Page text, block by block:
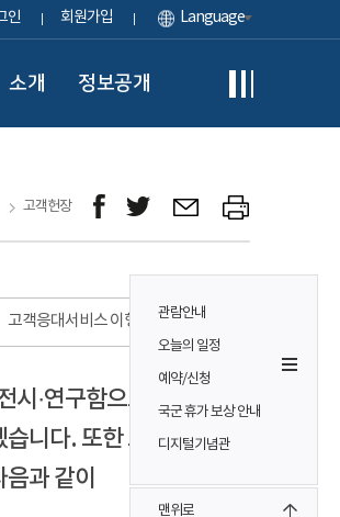
인 회원가입 Language
소개 정보공개
관람안내
오늘의 일정
예약/신청
국군 휴가 보상 안내
디지털기념관
맨위로
고객헌장
고객응대서비스 이행 표준
시·연구함으로써
니다. 또한 모든
음과 같이